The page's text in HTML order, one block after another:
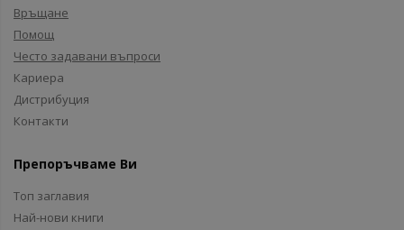
Връщане
Помощ
Често задавани въпроси
Кариера
Дистрибуция
Контакти
Препоръчваме Ви
Топ заглавия
Най-нови книги